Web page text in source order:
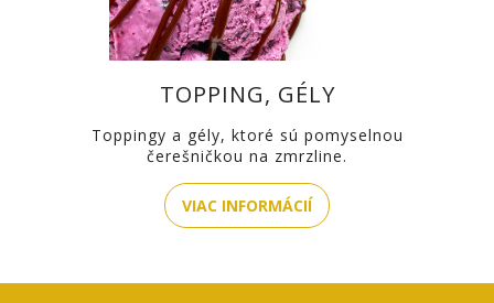
TOPPING, GÉLY
Toppingy a gély, ktoré sú pomyselnou
čerešničkou na zmrzline.
VIAC INFORMÁCIÍ